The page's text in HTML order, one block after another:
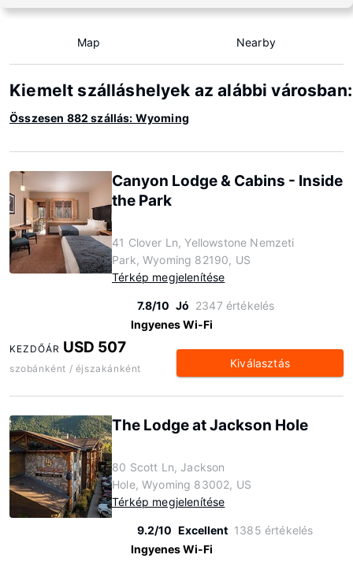
Map Nearby
Kiemelt szálláshelyek az alábbi
Összesen 882 szállás: Wyoming
Canyon Lodge & Cabins - Inside
the Park
41 Clover Ln, Yellowstone Nemzeti
Park, Wyoming 82190, US
Térkép megjelenítése
7.8/10 Jó 2347 értékelés
Ingyenes Wi-Fi
KEZDŐÁR USD 507
szobánként / éjszakánként Kiválasztás
The Lodge at Jackson Hole
80 Scott Ln, Jackson
Hole, Wyoming 83002, US
Térkép megjelenítése
9.2/10 Excellent 1385 értékelés
Ingyenes Wi-Fi